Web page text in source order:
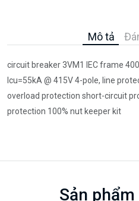
Mô tả
circuit breaker 3VM1 IEC frame
Icu=55kA @ 415V 4-pole, line
overload protection short-circuit
protection 100% nut keeper kit
Sản